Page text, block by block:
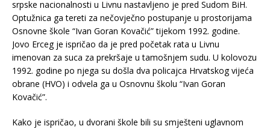
srpske nacionalnosti u Livnu nastavljeno je pred Sudom BiH.
Optužnica ga tereti za nečovječno postupanje u prostorijama
Osnovne škole “Ivan Goran Kovačić” tijekom 1992. godine.
Jovo Erceg je ispričao da je pred početak rata u Livnu
imenovan za suca za prekršaje u tamošnjem sudu. U kolovozu
1992. godine po njega su došla dva policajca Hrvatskog vijeća
obrane (HVO) i odvela ga u Osnovnu školu “Ivan Goran
Kovačić”.
Kako je ispričao, u dvorani škole bili su smješteni uglavnom